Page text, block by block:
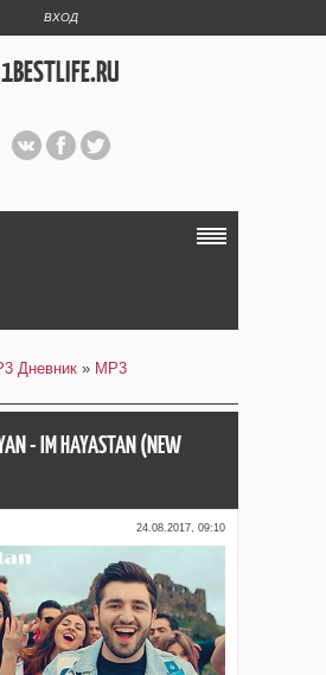
ВХОД
1BESTLIFE.RU
Дневник » MP3
- IM HAYASTAN (NEW
24.08.2017, 09:10